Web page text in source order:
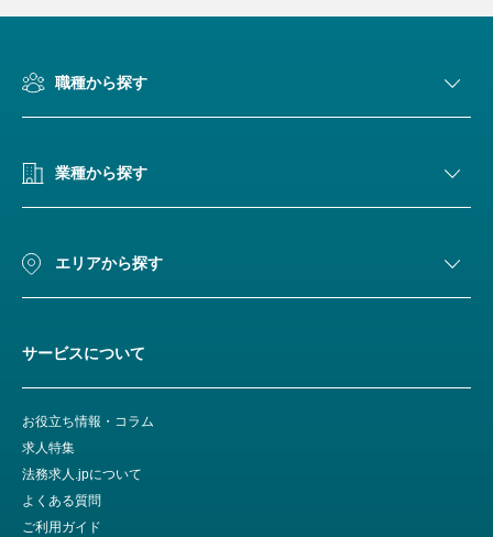
職種から探す
業種から探す
エリアから探す
サービスについて
お役立ち情報・コラム
求人特集
法務求人.jpについて
よくある質問
ご利用ガイド